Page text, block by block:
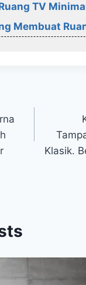
TV
Membuat
Klasik.